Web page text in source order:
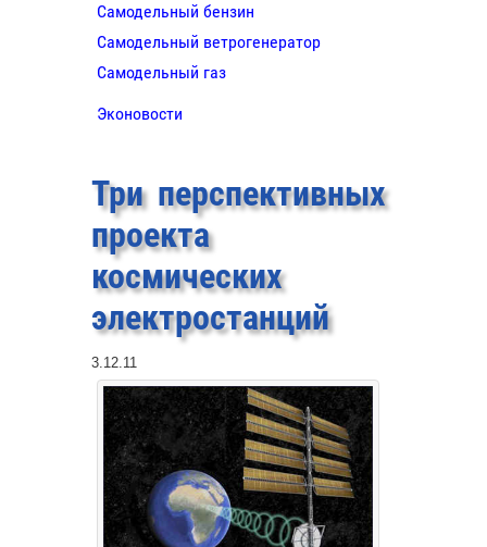
Самодельный бензин
Самодельный ветрогенератор
Самодельный газ
Эконовости
Три перспективных
проекта
космических
электростанций
3.12.11